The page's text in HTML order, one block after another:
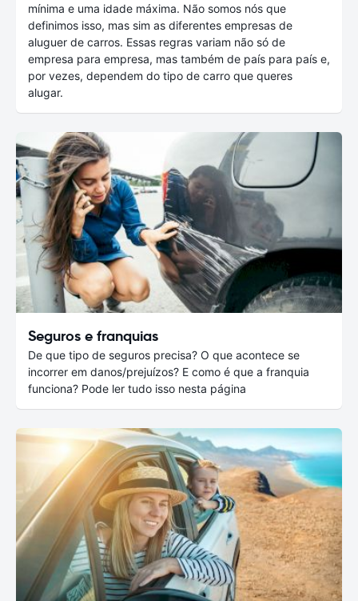
mínima e uma idade máxima. Não somos nós que
definimos isso, mas sim as diferentes empresas de
aluguer de carros. Essas regras variam não só de
empresa para empresa, mas também de país para país e,
por vezes, dependem do tipo de carro que queres
alugar.
Seguros e franquias
De que tipo de seguros precisa? O que acontece se
incorrer em danos/prejuízos? E como é que a franquia
funciona? Pode ler tudo isso nesta página